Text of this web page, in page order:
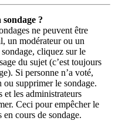
?
ne peuvent être
un modérateur ou un
cliquez sur le
du sujet (c’est toujours
Si personne n’a voté,
supprimer le sondage.
et les administrateurs
Ceci pour empêcher le
cours de sondage.